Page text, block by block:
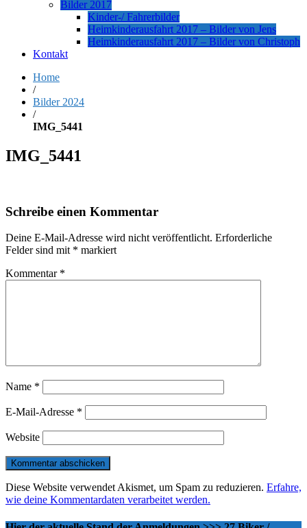
Bilder 2017
Kinder-/ Fahrerbilder
Heimkinderausfahrt 2017 – Bilder von Jens
Heimkinderausfahrt 2017 – Bilder von Christoph
Kontakt
Home
/
Bilder 2024
/
IMG_5441
IMG_5441
Schreibe einen Kommentar
Deine E-Mail-Adresse wird nicht veröffentlicht. Erforderliche
Felder sind mit * markiert
Kommentar *
Name *
E-Mail-Adresse *
Website
Diese Website verwendet Akismet, um Spam zu reduzieren. Erfahre,
wie deine Kommentardaten verarbeitet werden.